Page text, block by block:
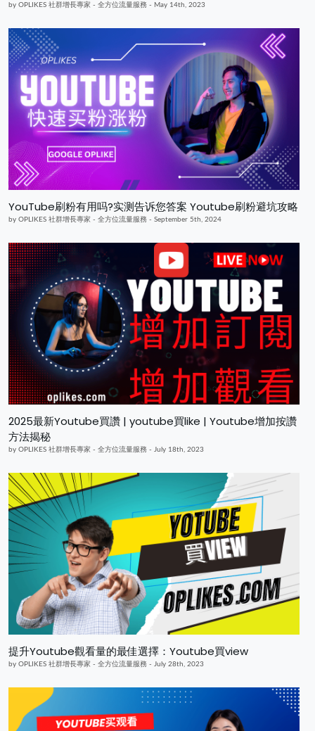
by OPLIKES 社群增長專家 - 全方位流量服務 - May 14th, 2023
YouTube刷粉有用吗?实测告诉您答案 Youtube刷粉避坑攻略
by OPLIKES 社群增長專家 - 全方位流量服務 - September 5th, 2024
2025最新Youtube買讚 | youtube買like | Youtube增加按讚
方法揭秘
by OPLIKES 社群增長專家 - 全方位流量服務 - July 18th, 2023
提升Youtube觀看量的最佳選擇：Youtube買view
by OPLIKES 社群增長專家 - 全方位流量服務 - July 28th, 2023